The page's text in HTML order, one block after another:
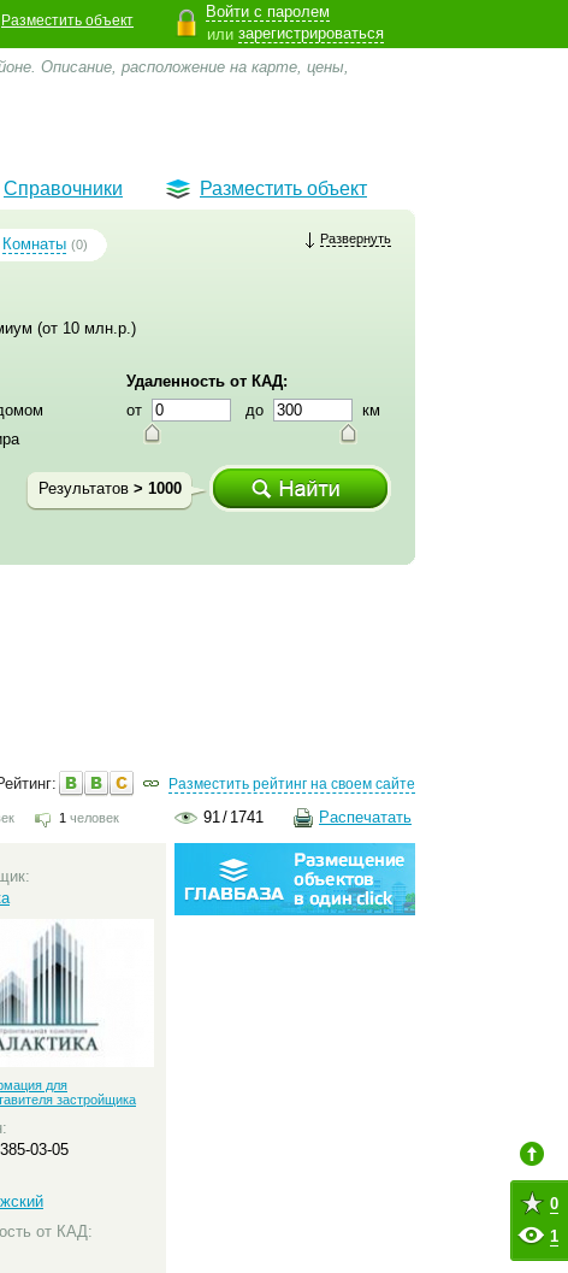
Войти с паролем
или зарегистрироваться
Разместить объект
Описание, расположение на карте, цены,
Справочники Разместить объект
Комнаты (0) Развернуть
(от 10 млн.р.)
Удаленность от КАД:
от
до км
Результатов > 1000
Разместить рейтинг на своем сайте
1 человек
для
застройщика
03-05
от КАД:
91/ 1741 Распечатать
0
1